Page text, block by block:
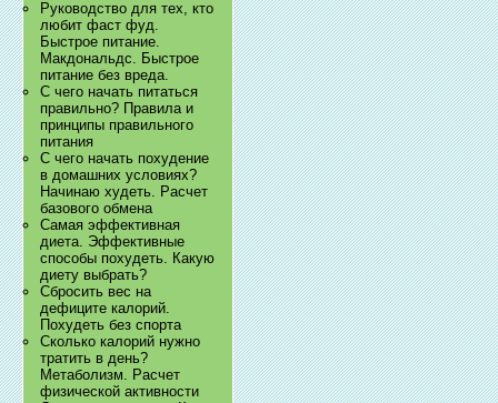
Руководство для тех, кто
любит фаст фуд.
Быстрое питание.
Макдональдс. Быстрое
питание без вреда.
С чего начать питаться
правильно? Правила и
принципы правильного
питания
С чего начать похудение
в домашних условиях?
Начинаю худеть. Расчет
базового обмена
Самая эффективная
диета. Эффективные
способы похудеть. Какую
диету выбрать?
Сбросить вес на
дефиците калорий.
Похудеть без спорта
Сколько калорий нужно
тратить в день?
Метаболизм. Расчет
физической активности